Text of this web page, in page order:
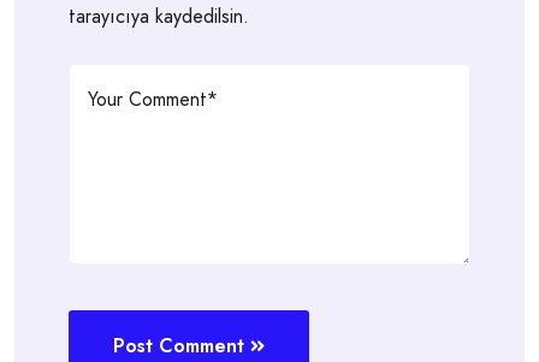
tarayıcıya kaydedilsin.
Post Comment